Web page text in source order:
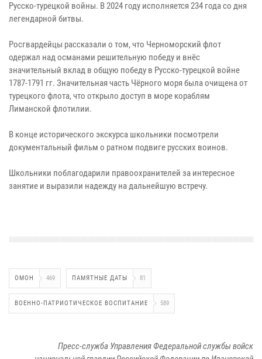
Русско-турецкой войны. В 2024 году исполняется 234 года со дня
легендарной битвы.
Росгвардейцы рассказали о том, что Черноморский флот
одержал над османами решительную победу и внёс
значительный вклад в общую победу в Русско-турецкой войне
1787-1791 гг. Значительная часть Чёрного моря была очищена от
турецкого флота, что открыло доступ в море кораблям
Лиманской флотилии.
В конце исторического экскурса школьники посмотрели
документальный фильм о ратном подвиге русских воинов.
Школьники поблагодарили правоохранителей за интересное
занятие и выразили надежду на дальнейшую встречу.
ОМОН 469 ПАМЯТНЫЕ ДАТЫ 81
ВОЕННО-ПАТРИОТИЧЕСКОЕ ВОСПИТАНИЕ 589
Пресс-служба Управления Федеральной службы войск